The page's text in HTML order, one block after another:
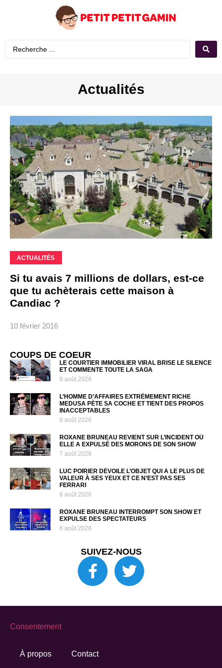
Actualités
ACTUALITÉS
Si tu avais 7 millions de dollars, est-ce
que tu achèterais cette maison à
Candiac ?
10 février 2016
COUPS DE COEUR
LE COURTIER IMMOBILIER VIRAL BRISE LE SILENCE
ET COMMENTE TOUTE LA SAGA
8 août 2026
L’HOMME D’AFFAIRES EXTRÊMEMENT RICHE
MEDUSA PÈTE SA COCHE ET TIENT DES PROPOS
INACCEPTABLES
8 août 2026
ROXANE BRUNEAU REVIENT SUR L’INCIDENT OÙ
ELLE A EXPULSÉ DES MORONS DE SON SHOW
7 août 2026
LUC POIRIER DÉVOILE L’OBJET QUI A LE PLUS DE
VALEUR À SES YEUX ET CE N’EST PAS SES
FERRARI
6 août 2026
ROXANE BRUNEAU INTERROMPT SON SHOW ET
EXPULSE DES SPECTATEURS
6 août 2026
SUIVEZ-NOUS
À propos Contact
Consentement